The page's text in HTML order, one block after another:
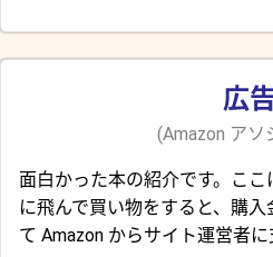
広
(Amazon アソ
面白かった本の紹介です。こ
に飛んで買い物をすると、購
て Amazon からサイト運営者に